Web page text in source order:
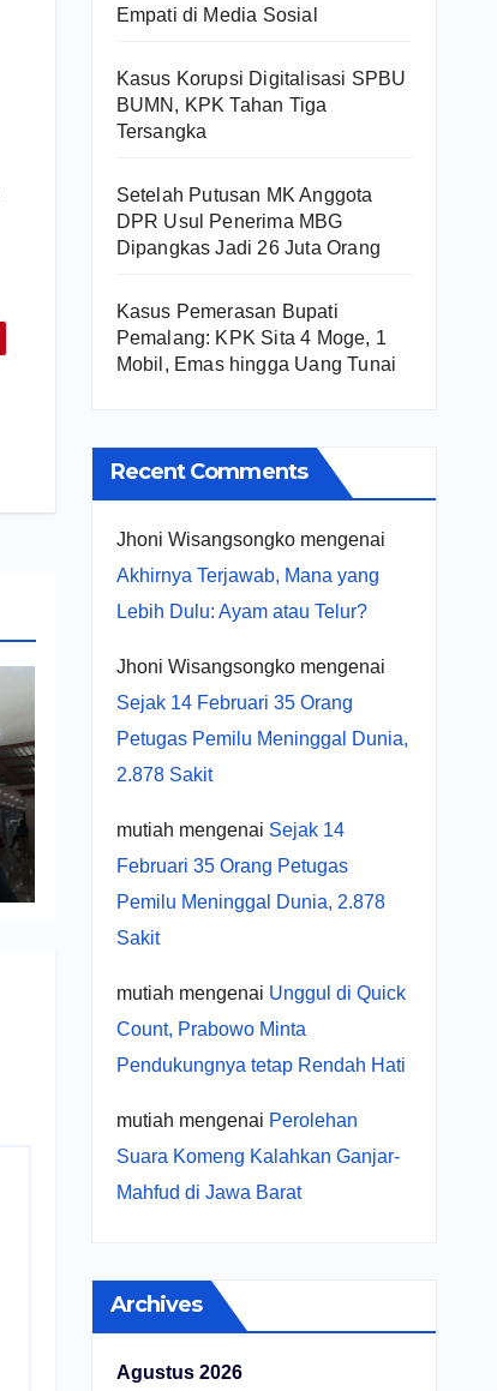
Empati di Media Sosial
Kasus Korupsi Digitalisasi SPBU
BUMN, KPK Tahan Tiga
Tersangka
Setelah Putusan MK Anggota
DPR Usul Penerima MBG
Dipangkas Jadi 26 Juta Orang
Kasus Pemerasan Bupati
Pemalang: KPK Sita 4 Moge, 1
Mobil, Emas hingga Uang Tunai
Recent Comments
Jhoni Wisangsongkomengenai
Akhirnya Terjawab, Mana yang
Lebih Dulu: Ayam atau Telur?
Jhoni Wisangsongkomengenai
Sejak 14 Februari 35 Orang
Petugas Pemilu Meninggal Dunia,
2.878 Sakit
mutiah mengenai Sejak 14
Februari 35 Orang Petugas
Pemilu Meninggal Dunia, 2.878
Sakit
mutiah mengenai Unggul di Quick
Count, Prabowo Minta
Pendukungnya tetap Rendah Hati
mutiah mengenai Perolehan
Suara Komeng Kalahkan Ganjar-
Mahfud di Jawa Barat
Archives
Agustus 2026